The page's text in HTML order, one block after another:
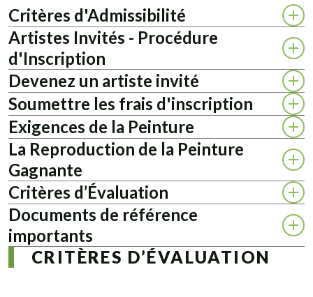
Critères d'Admissibilité
Artistes Invités - Procédure
d'Inscription
Devenez un artiste invité
Soumettre les frais d'inscription
Exigences de la Peinture
La Reproduction de la Peinture
Gagnante
Critères d’Évaluation
Documents de référence
importants
CRITÈRES D’ÉVALUATION